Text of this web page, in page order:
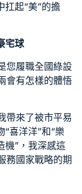
扛起“美”的擔
宅球
您履職全國綠設
會有怎樣的體悟
帶來了被市平易
“喜洋洋”和“樂
機”，我深感這
務國家戰略的期